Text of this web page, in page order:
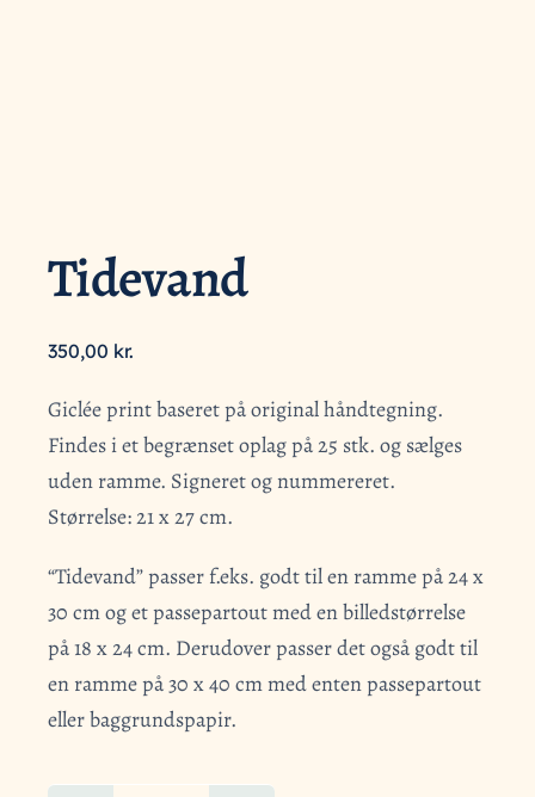
Tidevand
350,00 kr.
Giclée print baseret på original håndtegning.
Findes i et begrænset oplag på 25 stk. og sælges
uden ramme. Signeret og nummereret.
Størrelse: 21 x 27 cm.
“Tidevand” passer f.eks. godt til en ramme på 24 x
30 cm og et passepartout med en billedstørrelse
på 18 x 24 cm. Derudover passer det også godt til
en ramme på 30 x 40 cm med enten passepartout
eller baggrundspapir.